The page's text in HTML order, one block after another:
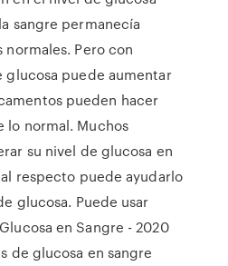
sangre permanecía
Pero con
glucosa puede aumentar
pueden hacer
lo normal. Muchos
su nivel de glucosa en
respecto puede ayudarlo
glucosa. Puede usar
en Sangre - 2020
de glucosa en sangre